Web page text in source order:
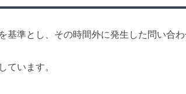
準とし、その時間外に発生した問い合
います。